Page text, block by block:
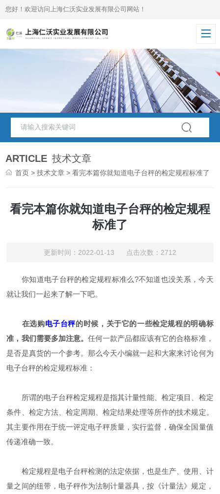
您好！欢迎访问上海仁沃实业发展有限公司网站！
ARTICLE 技术文章
首页 >技术文章 > 看完本篇你就知道电子台秤的检定规程标准了
看完本篇你就知道电子台秤的检定规程
标准了
更新时间：2022-01-13 点击次数：2712
你知道电子台秤的检定规程标准么?不知道也没关系，今天
就让我们一起来了解一下吧。
在选购电子台秤的时候，关于它的一些检定规程的明确标
准，我们需要多加注意。 任何一款产品都应该有它的合格标准，
是否是真货的一个参考。那么今天小编就一起和大家来讨论何为
电子台秤的检定规程标准：
所谓的电子台秤检定规程是指其计量性能、检定项目、检定
条件、检定方法、检定周期、检定结果处理等所作的技术规定。
其主要作用在于统一评定电子秤质量，实行监督，确保全国量值
传递准确一致。
检定规程是电子台秤检测的法定依据，也是生产、使用、计
量之间的纽带，电子秤作为法制计量器具，按《计量法》规定，